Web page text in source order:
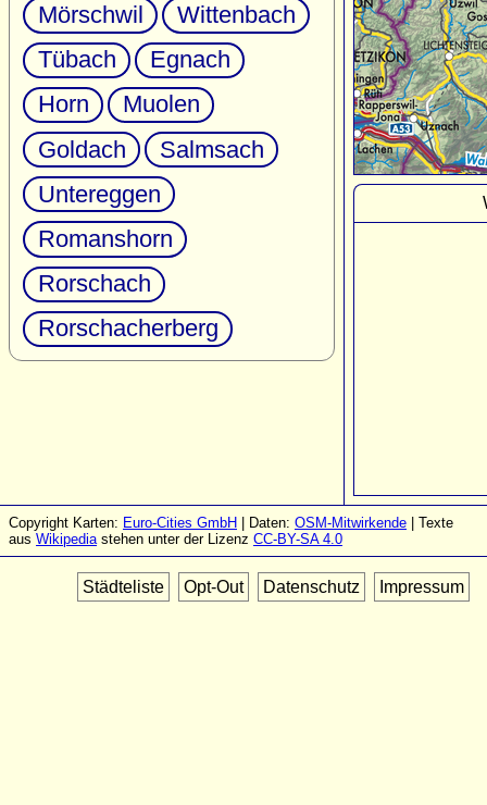
Mörschwil
Wittenbach
Tübach
Egnach
Horn
Muolen
Goldach
Salmsach
Untereggen
Romanshorn
Rorschach
Rorschacherberg
Copyright Karten: Euro-Cities GmbH | Daten: OSM-Mitwirkende | Texte
aus Wikipediastehen unter der Lizenz CC-BY-SA 4.0
Städteliste Opt-Out Datenschutz Impressum